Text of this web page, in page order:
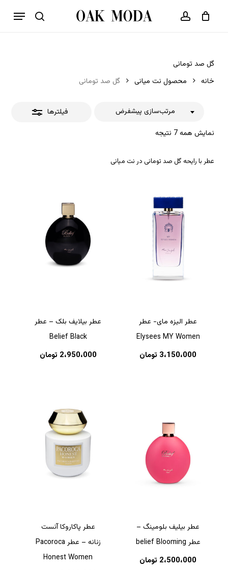
جستجو حساب کاربری
فهرست
سبد خرید بستن
گل صد تومانی
خانه
محصول نت میانی گل صد تومانی
فیلترها
نمایش همه 7 نتیجه
مرتب‌سازی پیشفرض
بستن
عطر با رایحه گل صد تومانی در نت میانی
عطر الیزه مای- عطر
Elysees MY Women
3،150،000 تومان
عطر بیلایف بلک – عطر
Belief Black
2،950،000 تومان
عطر بیلیف بلومینگ –
عطر belief Blooming
2،500،000 تومان
عطر پاکاروکا آنست
زنانه – عطر Pacoroca
Honest Women